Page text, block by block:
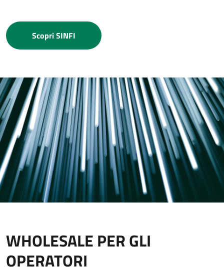
Scopri SINFI
WHOLESALE PER GLI
OPERATORI